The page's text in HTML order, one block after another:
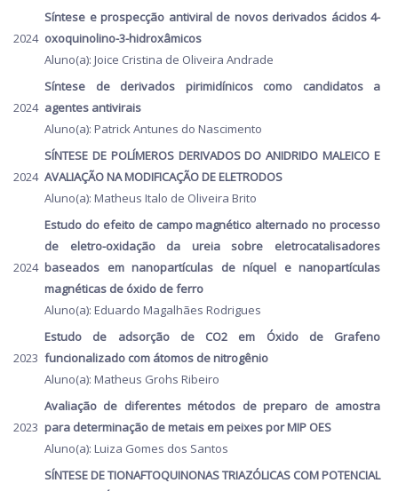
2024
Síntese e prospecção antiviral de novos derivados ácidos 4-
oxoquinolino-3-hidroxâmicos
Aluno(a): Joice Cristina de Oliveira Andrade
2024
Síntese de derivados pirimidínicos como candidatos a
agentes antivirais
Aluno(a): Patrick Antunes do Nascimento
2024
SÍNTESE DE POLÍMEROS DERIVADOS DO ANIDRIDO MALEICO E
AVALIAÇÃO NA MODIFICAÇÃO DE ELETRODOS
Aluno(a): Matheus Italo de Oliveira Brito
2024
Estudo do efeito de campo magnético alternado no processo
de eletro-oxidação da ureia sobre eletrocatalisadores
baseados em nanopartículas de níquel e nanopartículas
magnéticas de óxido de ferro
Aluno(a): Eduardo Magalhães Rodrigues
2023
Estudo de adsorção de CO2 em Óxido de Grafeno
funcionalizado com átomos de nitrogênio
Aluno(a): Matheus Grohs Ribeiro
2023
Avaliação de diferentes métodos de preparo de amostra
para determinação de metais em peixes por MIP OES
Aluno(a): Luiza Gomes dos Santos
SÍNTESE DE TIONAFTOQUINONAS TRIAZÓLICAS COM POTENCIAL